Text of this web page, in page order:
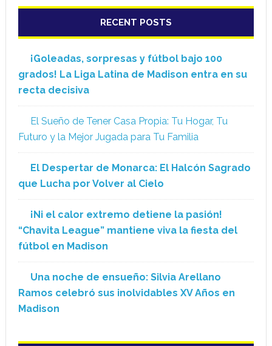
RECENT POSTS
¡Goleadas, sorpresas y fútbol bajo 100
grados! La Liga Latina de Madison entra en su
recta decisiva
El Sueño de Tener Casa Propia: Tu Hogar, Tu
Futuro y la Mejor Jugada para Tu Familia
El Despertar de Monarca: El Halcón Sagrado
que Lucha por Volver al Cielo
¡Ni el calor extremo detiene la pasión!
“Chavita League” mantiene viva la fiesta del
fútbol en Madison
Una noche de ensueño: Silvia Arellano
Ramos celebró sus inolvidables XV Años en
Madison